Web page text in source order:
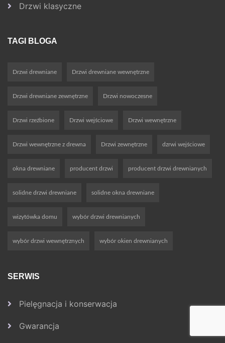
Drzwi klasyczne
TAGI BLOGA
Drzwi drewniane Drzwi drewniane wewnętrzne
Drzwi drewniane zewnętrzne Drzwi nowoczesne
Drzwi rzeźbione Drzwi wejściowe Drzwi wewnętrzne
Drzwi wewnętrzne z drewna Drzwi zewnętrzne dzrwi wejściowe
okna drewniane producent drzwi producent drzwi drewnianych
solidne drzwi drewniane solidne okna drewniane
wizytówka domu wybór drzwi drewnianych
wybór drzwi wewnętrznych wybór okien drewnianych
SERWIS
Pielęgnacja i konserwacja
Gwarancja